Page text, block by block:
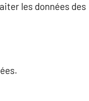
les données des